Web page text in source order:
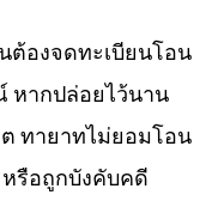
องจดทะเบียนโอน
หากปล่อยไว้นาน
ทายาทไม่ยอมโอน
รือถูกบังคับคดี